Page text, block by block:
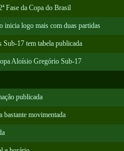
Fase da Copa do Brasil
inicia logo mais com duas partidas
Sub-17 tem tabela publicada
Aloísio Gregório Sub-17
publicada
bastante movimentada